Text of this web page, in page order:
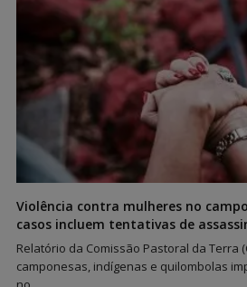
Violência contra mulheres no
casos incluem tentativas de
Relatório da Comissão Pastoral da Terra
camponesas, indígenas e quilombolas